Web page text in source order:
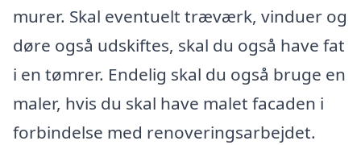
murer. Skal eventuelt træværk, vinduer og
døre også udskiftes, skal du også have fat
i en tømrer. Endelig skal du også bruge en
maler, hvis du skal have malet facaden i
forbindelse med renoveringsarbejdet.